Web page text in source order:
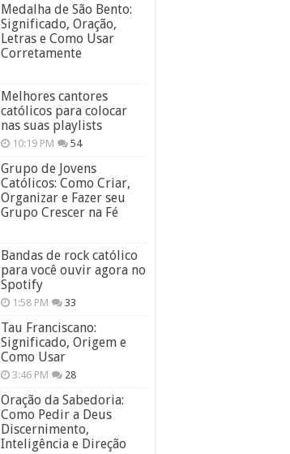
Medalha de São Bento:
Significado, Oração,
Letras e Como Usar
Corretamente
Melhores cantores
católicos para colocar
nas suas playlists
10:19 PM 54
Grupo de Jovens
Católicos: Como Criar,
Organizar e Fazer seu
Grupo Crescer na Fé
Bandas de rock católico
para você ouvir agora no
Spotify
1:58 PM 33
Tau Franciscano:
Significado, Origem e
Como Usar
3:46 PM 28
Oração da Sabedoria:
Como Pedir a Deus
Discernimento,
Inteligência e Direção